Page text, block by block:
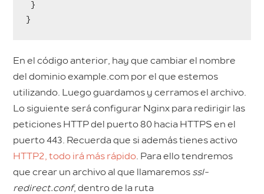
}
}
En el código anterior, hay que cambiar el nombre
del dominio example.com por el que estemos
utilizando. Luego guardamos y cerramos el archivo.
Lo siguiente será configurar Nginx para redirigir las
peticiones HTTP del puerto 80 hacia HTTPS en el
puerto 443. Recuerda que si además tienes activo
HTTP2, todo irá más rápido. Para ello tendremos
que crear un archivo al que llamaremos ssl-
redirect.conf, dentro de la ruta